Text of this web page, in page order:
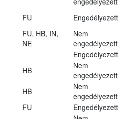
FU Engedélyezett
FU, HB, IN,
NE
Nem
engedélyezett
Engedélyezett
HB
Nem
engedélyezett
HB
Nem
engedélyezett
FU
Engedélyezett